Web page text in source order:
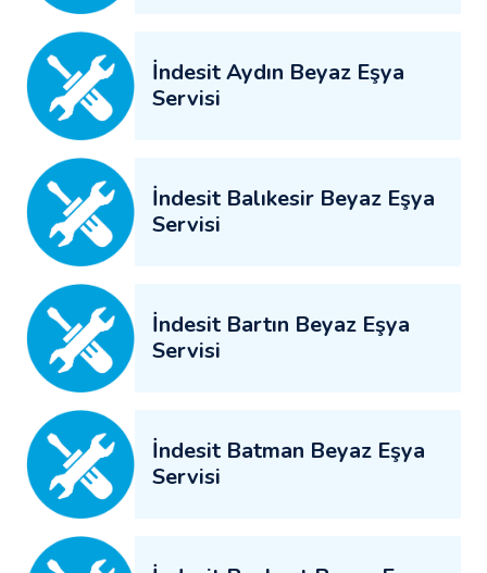
İndesit Aydın Beyaz Eşya
Servisi
İndesit Balıkesir Beyaz Eşya
Servisi
İndesit Bartın Beyaz Eşya
Servisi
İndesit Batman Beyaz Eşya
Servisi